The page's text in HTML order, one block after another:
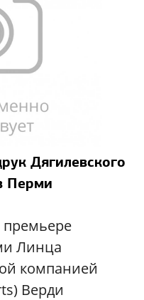
Дягилевского
Перми
Линца
компанией
Верди